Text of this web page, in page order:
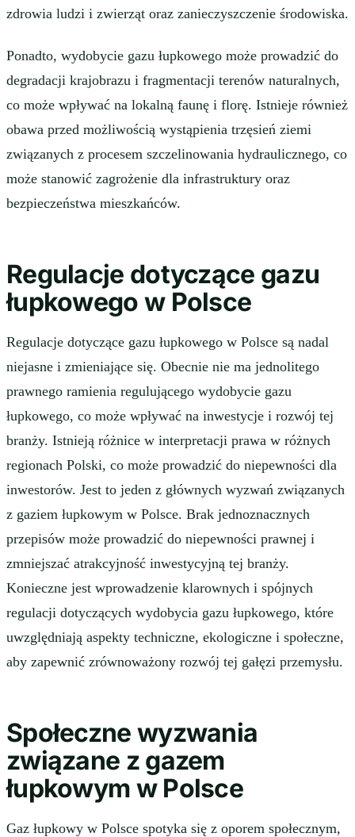
zdrowia ludzi i zwierząt oraz zanieczyszczenie środowiska.
Ponadto, wydobycie gazu łupkowego może prowadzić do
degradacji krajobrazu i fragmentacji terenów naturalnych,
co może wpływać na lokalną faunę i florę. Istnieje również
obawa przed możliwością wystąpienia trzęsień ziemi
związanych z procesem szczelinowania hydraulicznego, co
może stanowić zagrożenie dla infrastruktury oraz
bezpieczeństwa mieszkańców.
Regulacje dotyczące gazu
łupkowego w Polsce
Regulacje dotyczące gazu łupkowego w Polsce są nadal
niejasne i zmieniające się. Obecnie nie ma jednolitego
prawnego ramienia regulującego wydobycie gazu
łupkowego, co może wpływać na inwestycje i rozwój tej
branży. Istnieją różnice w interpretacji prawa w różnych
regionach Polski, co może prowadzić do niepewności dla
inwestorów. Jest to jeden z głównych wyzwań związanych
z gaziem łupkowym w Polsce. Brak jednoznacznych
przepisów może prowadzić do niepewności prawnej i
zmniejszać atrakcyjność inwestycyjną tej branży.
Konieczne jest wprowadzenie klarownych i spójnych
regulacji dotyczących wydobycia gazu łupkowego, które
uwzględniają aspekty techniczne, ekologiczne i społeczne,
aby zapewnić zrównoważony rozwój tej gałęzi przemysłu.
Społeczne wyzwania
związane z gazem
łupkowym w Polsce
Gaz łupkowy w Polsce spotyka się z oporem społecznym,